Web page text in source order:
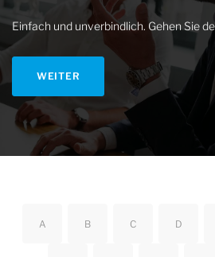
Einfach und unverbindlich. Gehen Sie
WEITER
A B C D